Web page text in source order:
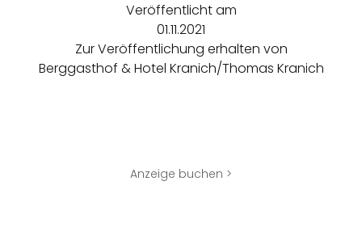
Veröffentlicht am
01.11.2021
Zur Veröffentlichung erhalten von
Berggasthof & Hotel Kranich/Thomas Kranich
Anzeige buchen >